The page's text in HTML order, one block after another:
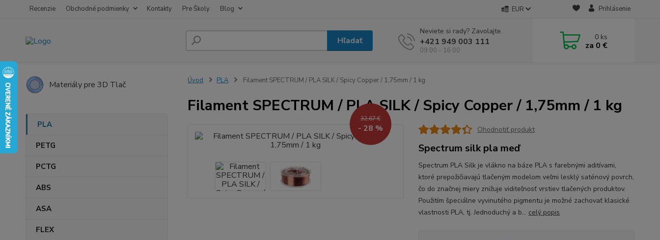
Recenzie Obchodné podmienky Kontakty Pre Školy Blog EUR Prihlásenie
Hľadať
Neviete si rady? Zavolajte.
+421 949 003 111
09:00 - 16:00
0 ks
za 0 €
Materiály pre 3D Tlač
PLA
PETG
PCTG
ABS
ASA
FLEX
Úvod PLA Filament SPECTRUM / PLA SILK / Spicy Copper / 1,75mm / 1 kg
Filament SPECTRUM / PLA SILK / Spicy Copper / 1,75mm / 1 kg
32,67 €
- 28 % Ohodnotiť produkt
Spectrum silk pla meď
Spectrum PLA Silk je vlákno na báze PLA s farebnými aditívami,
ktoré prepožičiavajú tlačeným modelom veľmi lesklý saténový povrch,
čo do značnej miery znižuje viditeľnosť vrstiev tlačených produktov.
Použitím špeciálne vyvinutého pigmentu je možné zachovať klasické
vlastnosti PLA, tj. Jednoduchý a b... celý popis